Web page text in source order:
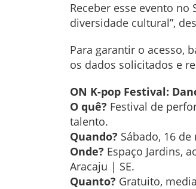
Receber esse evento
diversidade cultural”,
Para garantir o acesso,
os dados solicitados e
ON K-pop Festival:
O quê? Festival de
talento.
Quando? Sábado, 16
Onde? Espaço Jardins,
Aracaju | SE.
Quanto? Gratuito,